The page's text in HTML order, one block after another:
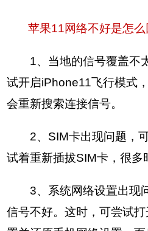
苹果11网络不好是怎么
1、当地的信号覆盖不
试开启iPhone11飞行模式
会重新搜索连接信号。
2、SIM卡出现问题，可
试着重新插拔SIM卡，很多
3、系统网络设置出现
信号不好。这时，可尝试